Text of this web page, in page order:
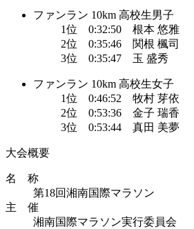
ファンラン 10km 高校生男子
1位 0:32:50 根本 悠雅
2位 0:35:46 関根 楓司
3位 0:35:47 玉 盛秀
ファンラン 10km 高校生女子
1位 0:46:52 牧村 芽依
2位 0:53:36 金子 瑞香
3位 0:53:44 真田 美夢
大会概要
名 称
第18回湘南国際マラソン
主 催
湘南国際マラソン実行委員会